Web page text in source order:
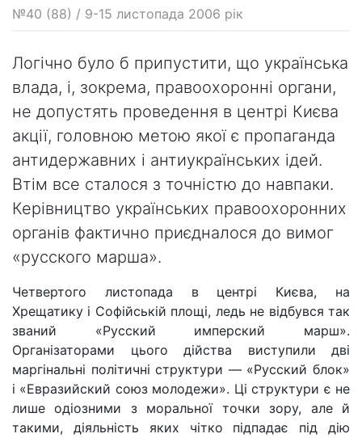
№40 (88) / 9-15 листопада 2006 рік
Логічно було б припустити, що українська
влада, і, зокрема, правоохоронні органи,
не допустять проведення в центрі Києва
акції, головною метою якої є пропаганда
антидержавних і антиукраїнських ідей.
Втім все сталося з точністю до навпаки.
Керівництво українських правоохоронних
органів фактично приєдналося до вимог
«русского марша».
Четвертого листопада в центрі Києва, на
Хрещатику і Софійській площі, ледь не відбувся так
званий «Русский имперский марш».
Організаторами цього дійства виступили дві
маргінальні політичні структури — «Русский блок»
і «Евразийский союз молодежи». Ці структури є не
лише одіозними з моральної точки зору, але й
такими, діяльність яких чітко підпадає під дію